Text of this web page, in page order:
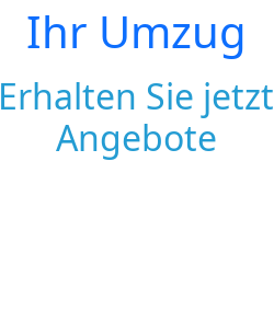
Ihr Umzug
Erhalten Sie jetzt
Angebote